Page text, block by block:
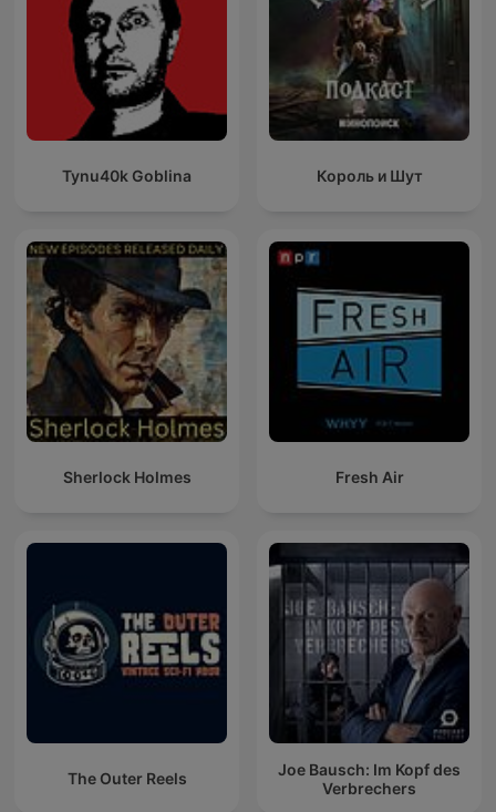
Tynu40k Goblina Король и Шут
Sherlock Holmes Fresh Air
The Outer Reels
Joe Bausch: Im Kopf des
Verbrechers